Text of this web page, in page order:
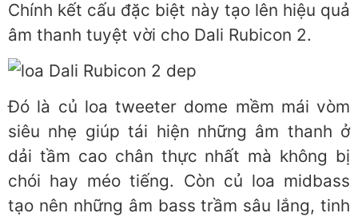
Chính kết cấu đặc biệt này tạo lên hiệu quả
âm thanh tuyệt vời cho Dali Rubicon 2.
Đó là củ loa tweeter dome mềm mái vòm
siêu nhẹ giúp tái hiện những âm thanh ở
dải tầm cao chân thực nhất mà không bị
chói hay méo tiếng. Còn củ loa midbass
tạo nên những âm bass trầm sâu lắng, tinh